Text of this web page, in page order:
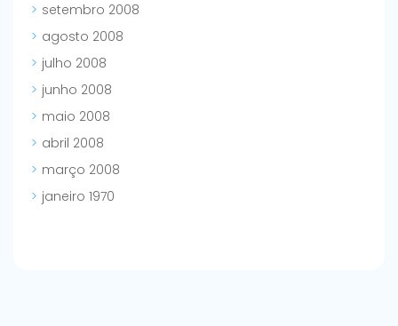
setembro 2008
agosto 2008
julho 2008
junho 2008
maio 2008
abril 2008
março 2008
janeiro 1970